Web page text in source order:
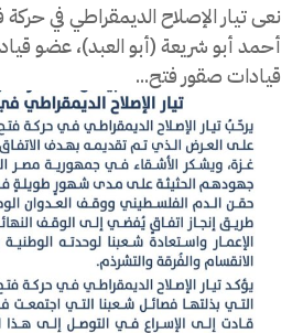
نعى تيار الإصلاح الديمقراطي في
أحمد أبو شريعة (أبو العبد)، عضو
قيادات صقور فتح...